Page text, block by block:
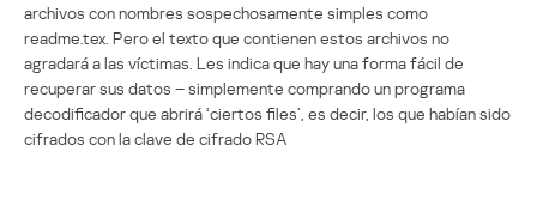
archivos con nombres sospechosamente simples como
readme.tex. Pero el texto que contienen estos archivos no
agradará a las víctimas. Les indica que hay una forma fácil de
recuperar sus datos – simplemente comprando un programa
decodificador que abrirá ‘ciertos files’, es decir, los que habían sido
cifrados con la clave de cifrado RSA